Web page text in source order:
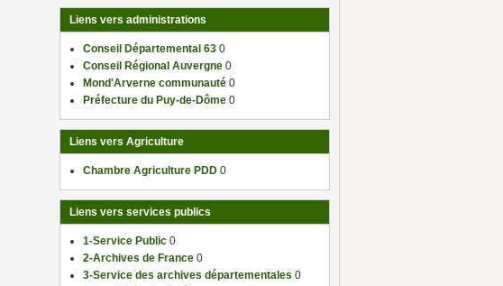
Liens vers administrations
Conseil Départemental 63 0
Conseil Régional Auvergne 0
Mond'Arverne communauté 0
Préfecture du Puy-de-Dôme 0
Liens vers Agriculture
Chambre Agriculture PDD 0
Liens vers services publics
1-Service Public 0
2-Archives de France 0
3-Service des archives départementales 0